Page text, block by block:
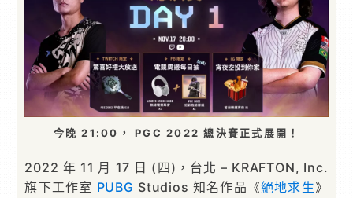
今晚 21:00， PGC 2022 總決賽正式展開！
2022 年 11 月 17 日 (四)，台北 – KRAFTON, Inc.
旗下工作室 PUBG Studios 知名作品《絕地求生》